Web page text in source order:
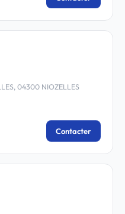
04300 NIOZELLES
Contacter